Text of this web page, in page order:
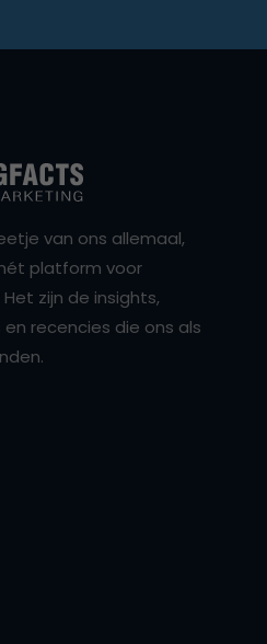
van ons allemaal,
platform voor
zijn de insights,
recencies die ons als